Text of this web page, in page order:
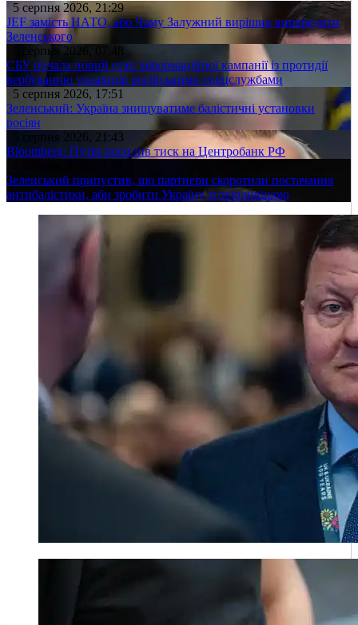
5 серпня 2026, 21:29
JEF замість НАТО, або Чому Залужний вирішив випередити
Зеленського
5 серпня 2026, 07:48
СБУ почала новий етап інформаційної кампанії із протидії
вербуванню українців російськими спецслужбами
5 серпня 2026, 17:51
Зеленський: Україна знищуватиме балістичні установки
росіян
5 серпня 2026, 21:43
Bloomberg: Путін посилив тиск на Центробанк РФ
Зеленський припустив, що партнери скоротили постачання
антибалістики, аби зробити Україну зговірливішою